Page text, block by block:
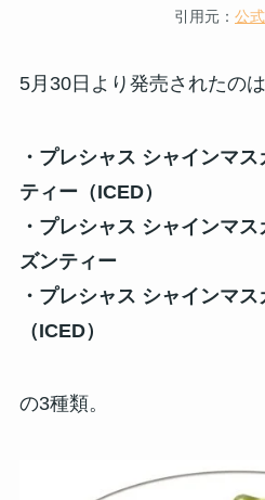
引用元： 公
5月30日より発売されたの
・プレシャス シャインマ
ティー（ICED）
・プレシャス シャインマ
ズンティー
・プレシャス シャインマ
（ICED）
の3種類。